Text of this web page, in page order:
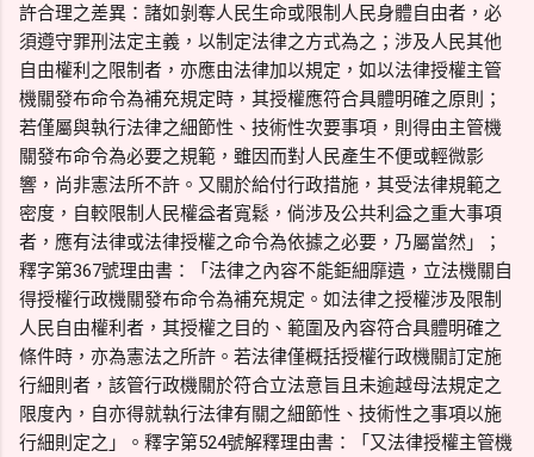
許合理之差異：諸如剝奪人民生命或限制人民身體自由者，必
須遵守罪刑法定主義，以制定法律之方式為之；涉及人民其他
自由權利之限制者，亦應由法律加以規定，如以法律授權主管
機關發布命令為補充規定時，其授權應符合具體明確之原則；
若僅屬與執行法律之細節性、技術性次要事項，則得由主管機
關發布命令為必要之規範，雖因而對人民產生不便或輕微影
響，尚非憲法所不許。又關於給付行政措施，其受法律規範之
密度，自較限制人民權益者寬鬆，倘涉及公共利益之重大事項
者，應有法律或法律授權之命令為依據之必要，乃屬當然」；
釋字第367號理由書：「法律之內容不能鉅細靡遺，立法機關自
得授權行政機關發布命令為補充規定。如法律之授權涉及限制
人民自由權利者，其授權之目的、範圍及內容符合具體明確之
條件時，亦為憲法之所許。若法律僅概括授權行政機關訂定施
行細則者，該管行政機關於符合立法意旨且未逾越母法規定之
限度內，自亦得就執行法律有關之細節性、技術性之事項以施
行細則定之」。釋字第524號解釋理由書：「又法律授權主管機